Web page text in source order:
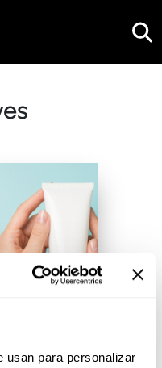
usan para personalizar